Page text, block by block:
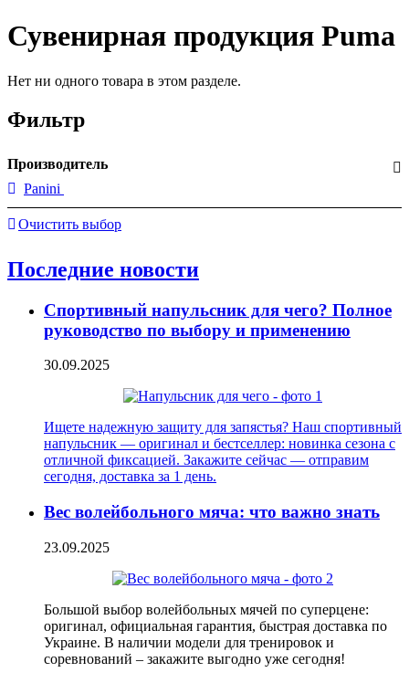
Сувенирная продукция Puma
Нет ни одного товара в этом разделе.
Фильтр
Производитель
Panini
Очистить выбор
Последние новости
Спортивный напульсник для чего? Полное
руководство по выбору и применению
30.09.2025
Ищете надежную защиту для запястья? Наш спортивный
напульсник — оригинал и бестселлер: новинка сезона с
отличной фиксацией. Закажите сейчас — отправим
сегодня, доставка за 1 день.
Вес волейбольного мяча: что важно знать
23.09.2025
Большой выбор волейбольных мячей по суперцене:
оригинал, официальная гарантия, быстрая доставка по
Украине. В наличии модели для тренировок и
соревнований – закажите выгодно уже сегодня!